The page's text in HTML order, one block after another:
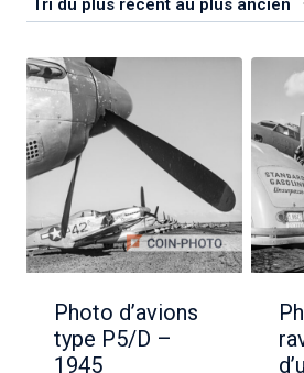
Photo d’avions
type P5/D –
1945